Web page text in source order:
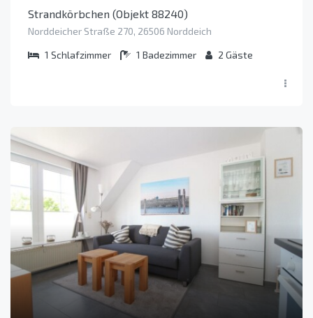
Strandkörbchen (Objekt 88240)
Norddeicher Straße 270, 26506 Norddeich
1 Schlafzimmer 1 Badezimmer 2 Gäste